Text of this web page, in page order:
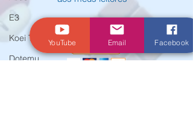
E3
Koei Tecmo
Dotemu
YouTube Email Facebook